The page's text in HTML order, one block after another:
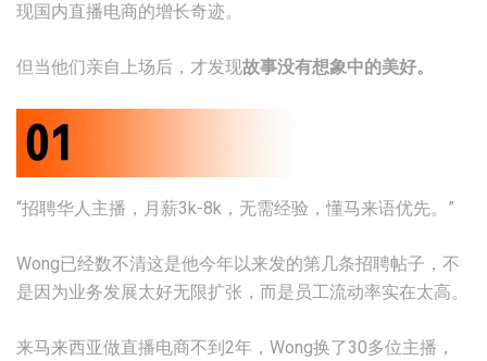
现国内直播电商的增长奇迹。
但当他们亲自上场后，才发现故事没有想象中的美好。
“招聘华人主播，月薪3k-8k，无需经验，懂马来语优先。”
Wong已经数不清这是他今年以来发的第几条招聘帖子，不
是因为业务发展太好无限扩张，而是员工流动率实在太高。
来马来西亚做直播电商不到2年，Wong换了30多位主播，